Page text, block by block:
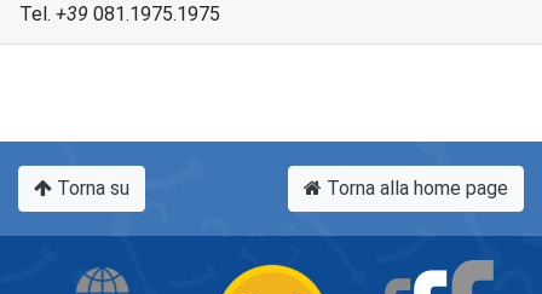
Tel. +39 081.1975.1975
Torna su Torna alla home page